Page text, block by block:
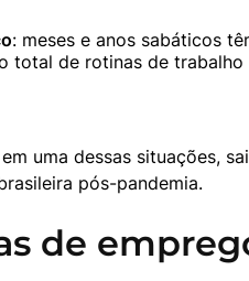
: meses e anos sabáticos
total de rotinas de trabalho
uma dessas situações,
pós-pandemia.
de